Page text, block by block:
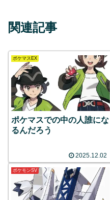
関連記事
ポケマスEX
ポケマスでの中の人誰にな
るんだろう
2025.12.02
ポケモンSV